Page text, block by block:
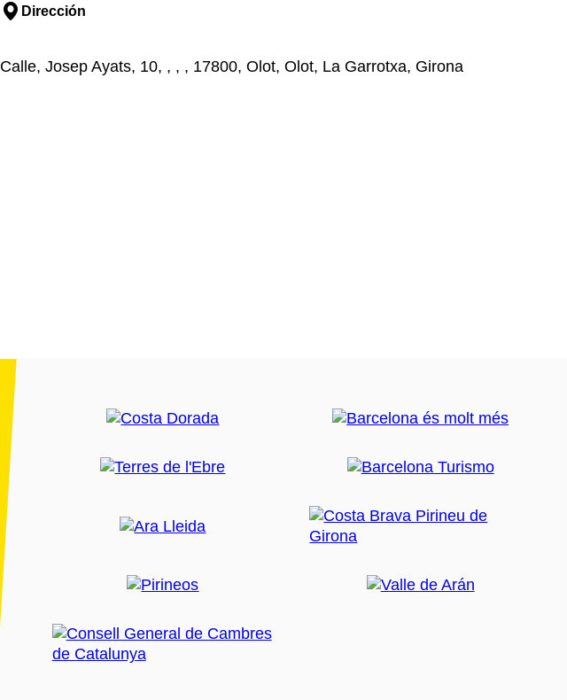
Dirección
Calle, Josep Ayats, 10, , , , 17800, Olot, Olot, La Garrotxa, Girona